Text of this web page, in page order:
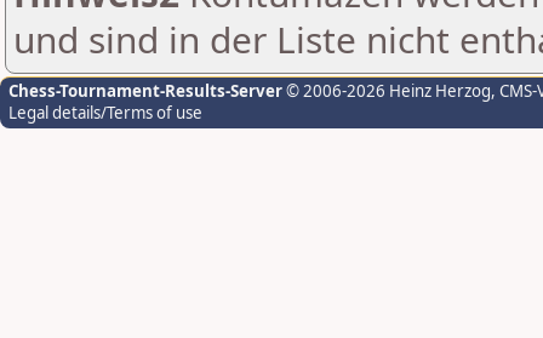
und sind in der Liste nicht
Chess-Tournament-Results-Server© 2006-2026 Heinz Herzog,
Legal details/Terms of use